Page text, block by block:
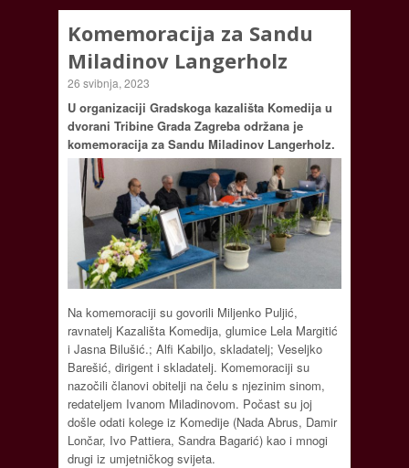
Komemoracija za Sandu
Miladinov Langerholz
26 svibnja, 2023
U organizaciji Gradskoga kazališta Komedija u
dvorani Tribine Grada Zagreba održana je
komemoracija za Sandu Miladinov Langerholz.
Na komemoraciji su govorili Miljenko Puljić,
ravnatelj Kazališta Komedija, glumice Lela Margitić
i Jasna Bilušić.; Alfi Kabiljo, skladatelj; Veseljko
Barešić, dirigent i skladatelj. Komemoraciji su
nazočili članovi obitelji na čelu s njezinim sinom,
redateljem Ivanom Miladinovom. Počast su joj
došle odati kolege iz Komedije (Nada Abrus, Damir
Lončar, Ivo Pattiera, Sandra Bagarić) kao i mnogi
drugi iz umjetničkog svijeta.